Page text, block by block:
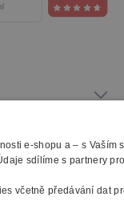
e-shopu a – s Vaším
sdílíme s partnery
včetně předávání dat